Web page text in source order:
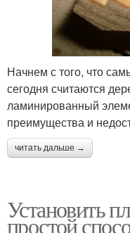
Начнем с того, что
сегодня считаются
ламинированный
преимущества и
читать дальше →
Установить
простой